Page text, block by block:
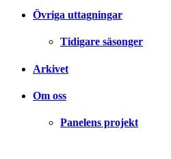
Övriga uttagningar
Tidigare säsonger
Arkivet
Om oss
Panelens projekt